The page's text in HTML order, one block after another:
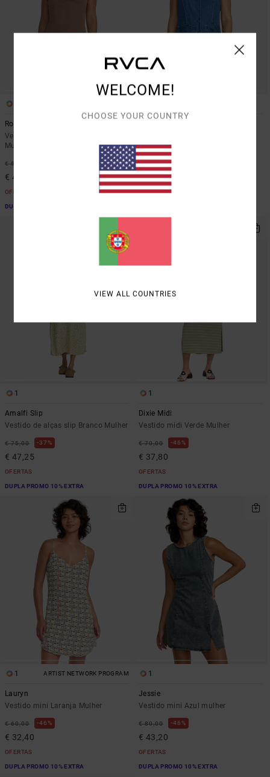
Roma
Vestido com decote em V Castanho
Mulher
€ 65,00
€ 40,95
OFERTAS
DUPLA PROMO 10% EXTRA
€ 70,00
€ 44,10
OFERTAS
1
Amalfi Slip
Vestido de alças slip Branco Mulher
€ 75,00 37%
€ 47,25
OFERTAS
DUPLA PROMO 10% EXTRA
1
Dixie Midi
Vestido midi Verde Mulher
€ 70,00 46%
€ 37,80
OFERTAS
DUPLA PROMO 10% EXTRA
1 ARTIST NETWORK PROGRAM
Lauryn
Vestido mini Laranja Mulher
€ 60,00 46%
€ 32,40
OFERTAS
DUPLA PROMO 10% EXTRA
1
Jessie
Vestido mini Azul mulher
€ 80,00 46%
€ 43,20
OFERTAS
DUPLA PROMO 10% EXTRA
WELCOME!
CHOOSE YOUR COUNTRY
VIEW ALL COUNTRIES